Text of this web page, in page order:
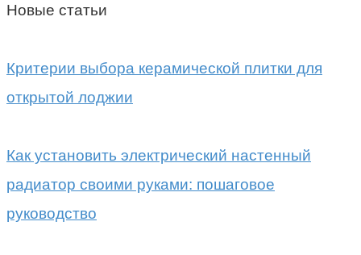
Новые статьи
Критерии выбора керамической плитки для
открытой лоджии
Как установить электрический настенный
радиатор своими руками: пошаговое
руководство